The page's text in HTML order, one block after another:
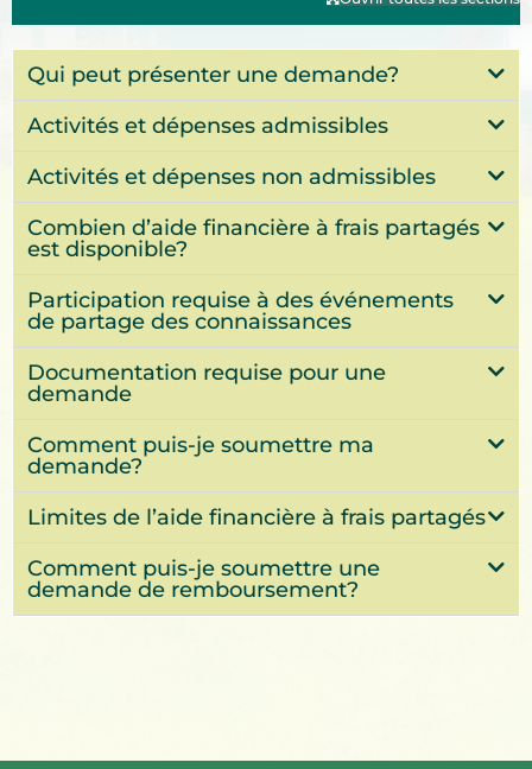
Qui peut présenter une demande?
Activités et dépenses admissibles
Activités et dépenses non admissibles
Combien d’aide financière à frais partagés
est disponible?
Participation requise à des événements
de partage des connaissances
Documentation requise pour une
demande
Comment puis-je soumettre ma
demande?
Limites de l’aide financière à frais partagés
Comment puis-je soumettre une
demande de remboursement?